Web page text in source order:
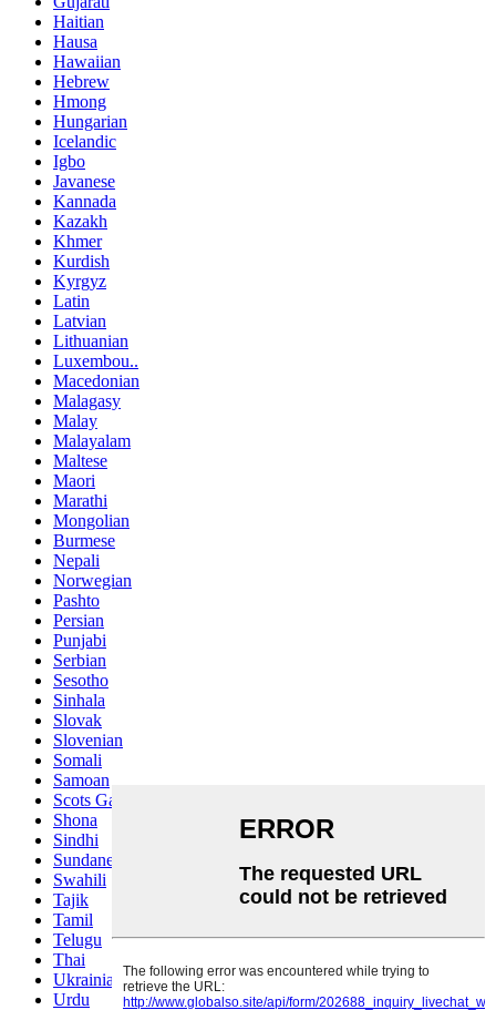
Haitian
Hausa
Hawaiian
Hebrew
Hmong
Hungarian
Icelandic
Igbo
Javanese
Kannada
Kazakh
Khmer
Kurdish
Kyrgyz
Latin
Latvian
Lithuanian
Luxembou..
Macedonian
Malagasy
Malay
Malayalam
Maltese
Maori
Marathi
Mongolian
Burmese
Nepali
Norwegian
Pashto
Persian
Punjabi
Serbian
Sesotho
Sinhala
Slovak
Slovenian
Somali
Samoan
Scots Gaelic
Shona
Sindhi
Sundanese
Swahili
Tajik
Tamil
Telugu
Thai
Ukrainian
Urdu